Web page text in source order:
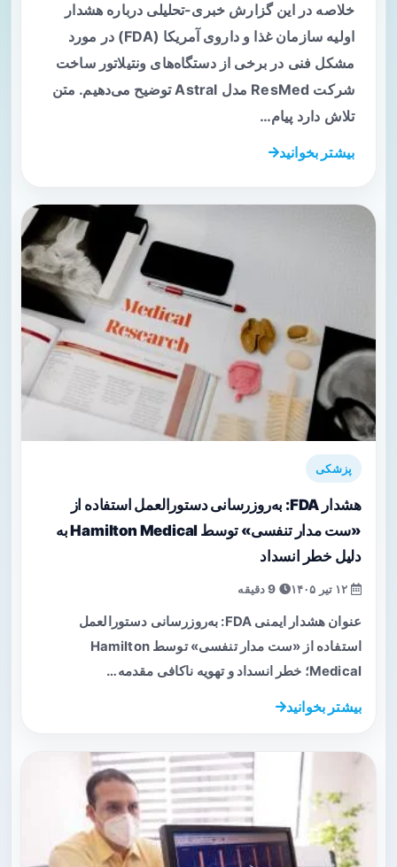
خلاصه در این گزارش خبری-تحلیلی درباره هشدار
اولیه سازمان غذا و داروی آمریکا (FDA) در مورد
مشکل فنی در برخی از دستگاه‌های ونتیلاتور ساخت
شرکت ResMed مدل Astral توضیح می‌دهیم. متن
تلاش دارد پیام…
بیشتر بخوانید
پزشکی
هشدار FDA: به‌روزرسانی دستورالعمل استفاده از
«ست مدار تنفسی» توسط Hamilton Medical به
دلیل خطر انسداد
عنوان هشدار ایمنی FDA: به‌روزرسانی دستورالعمل
استفاده از «ست مدار تنفسی» توسط Hamilton
Medical؛ خطر انسداد و تهویه ناکافی مقدمه…
بیشتر بخوانید